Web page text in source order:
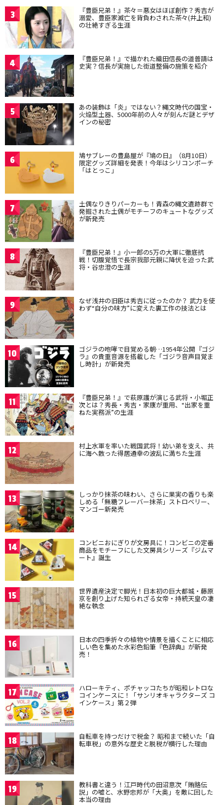
3 『豊臣兄弟！』茶々＝悪女はほぼ創作？秀吉が
溺愛、豊臣家滅亡を背負わされた茶々(井上和)
の壮絶すぎる生涯
4 『豊臣兄弟！』で描かれた織田信長の道普請は
史実？信長が実施した街道整備の施策を紹介
5 あの装飾は「炎」ではない？縄文時代の国宝・
火焔型土器、5000年前の人々が刻んだ謎とデザ
インの秘密
6 鳩サブレーの豊島屋が『鳩の日』（8月10日）
限定グッズ詳細を発表！今年はシリコンポーチ
「はとっこ」
7 土偶なりきりパーカーも！青森の縄文遺跡群で
発掘された土偶がモチーフのキュートなグッズ
が新発売
8 『豊臣兄弟！』小一郎の5万の大軍に徹底抗
戦！切腹覚悟で長宗我部元親に降伏を迫った武
将・谷忠澄の生涯
9 なぜ浅井の旧臣は秀吉に従ったのか？ 武力を使
わず“自分の味方”に変えた裏工作の技法とは
10 ゴジラの咆哮で目覚める朝…1954年公開『ゴジ
ラ』の貴重音源を搭載した「ゴジラ音声目覚ま
し時計」が新発売
11 『豊臣兄弟！』で萩原護が演じる武将・小堀正
次とは？秀長・秀吉・家康が重用、“出家を重
ねた実務派”の生涯
12 村上水軍を率いた戦国武将！幼い弟を支え、共
に海へ散った得居通幸の波乱に満ちた生涯
13 しっかり抹茶の味わい、さらに果実の香りも楽
しめる「無糖フレーバー抹茶」ストロベリー、
マンゴー新発売
14 コンビニおにぎりが文房具に！コンビニの定番
商品をモチーフにした文房具シリーズ『ジムマ
ート』誕生
15 世界遺産決定で脚光！日本初の巨大都城・藤原
京を創り上げた知られざる女帝・持統天皇の凄
絶な執念
16 日本の四季折々の植物や情景を描くことに相応
しい色を集めた水彩色鉛筆『色辞典』が新発
売！
17 ハローキティ、ポチャッコたちが昭和レトロな
コインケースに！「サンリオキャラクターズ コ
インケース」第２弾
18 自転車を持つだけで税金？ 昭和まで続いた「自
転車税」の意外な歴史と脱税が横行した理由
19 教科書と違う！江戸時代の田沼意次「賄賂伝
説」の嘘と、水野忠邦が「大奥」を敵に回した
本当の理由